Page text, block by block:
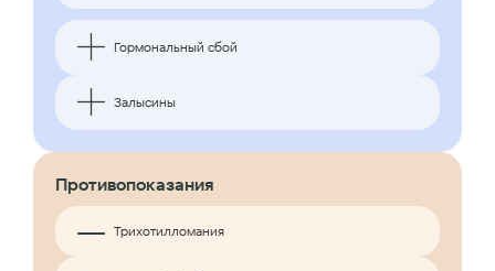
Гормональный сбой
Залысины
Противопоказания
Трихотилломания